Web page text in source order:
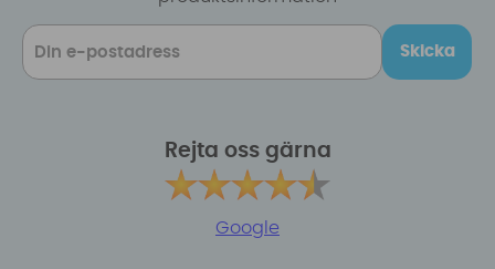
Skicka
Rejta oss gärna
Google